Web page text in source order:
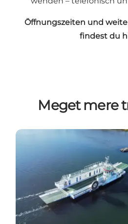
Öffnungszeiten und
findest du
Meget mere
Udbyhøj Fähre (Randers